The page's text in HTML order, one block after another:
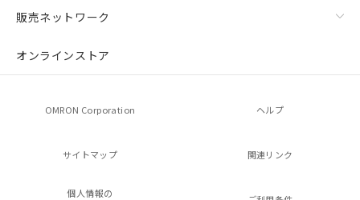
販売ネットワーク
オンラインストア
OMRON Corporation ヘルプ
サイトマップ 関連リンク
個人情報の